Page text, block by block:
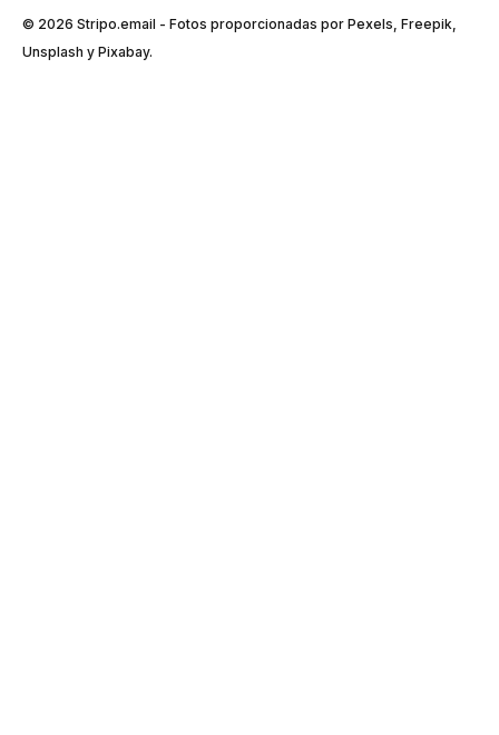
© 2026 Stripо.email - Fotos proporcionadas por Pexels, Freepik,
Unsplash y Pixabay.